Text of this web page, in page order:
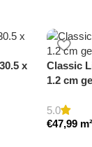
x
Classic
1.2 cm
5.0
€47,99 m²